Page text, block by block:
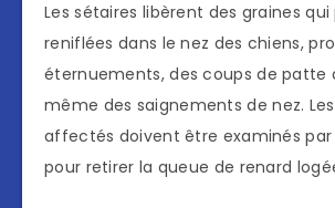
Les sétaires libèrent des graines
reniflées dans le nez des chiens,
éternuements, des coups de patte
même des saignements de nez.
affectés doivent être examinés par
pour retirer la queue de renard